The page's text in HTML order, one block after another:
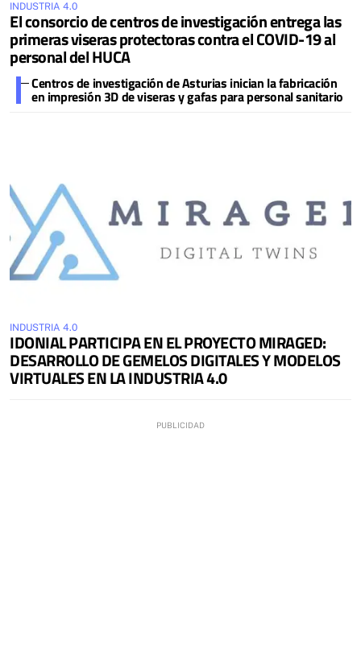
INDUSTRIA 4.0
El consorcio de centros de investigación entrega las
primeras viseras protectoras contra el COVID-19 al
personal del HUCA
Centros de investigación de Asturias inician la fabricación
en impresión 3D de viseras y gafas para personal sanitario
INDUSTRIA 4.0
IDONIAL PARTICIPA EN EL PROYECTO MIRAGED:
DESARROLLO DE GEMELOS DIGITALES Y MODELOS
VIRTUALES EN LA INDUSTRIA 4.0